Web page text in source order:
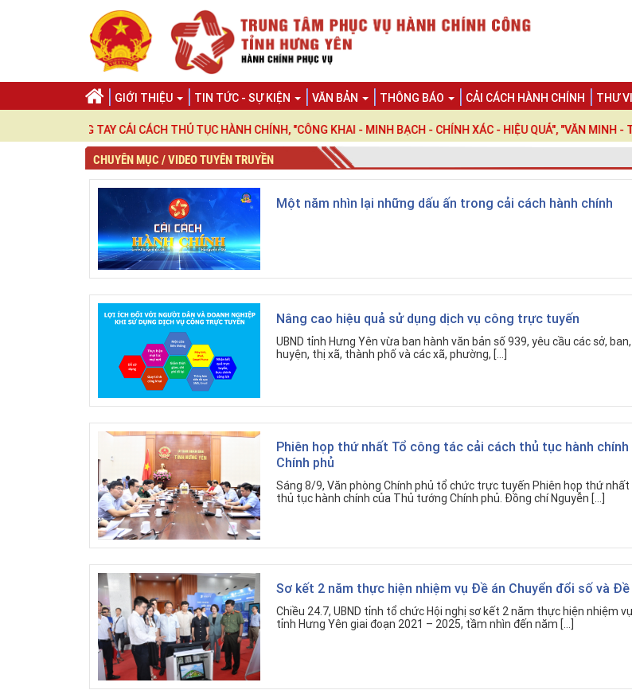
GIỚI THIỆU TIN TỨC - SỰ KIỆN VĂN BẢN THÔNG BÁO CẢI CÁCH HÀNH CHÍNH THƯ
TAY CẢI CÁCH THỦ TỤC HÀNH CHÍNH, "CÔNG KHAI - MINH BẠCH - CHÍNH XÁC - HIỆU QUẢ", "VĂN MINH - THÂN
CHUYÊN MỤC / VIDEO TUYÊN TRUYỀN
Một năm nhìn lại những dấu ấn trong cải cách hành chính
Nâng cao hiệu quả sử dụng dịch vụ công trực tuyến
UBND tỉnh Hưng Yên vừa ban hành văn bản số 939, yêu cầu các sở,
huyện, thị xã, thành phố và các xã, phường, […]
Phiên họp thứ nhất Tổ công tác cải cách thủ tục hành
Chính phủ
Sáng 8/9, Văn phòng Chính phủ tổ chức trực tuyến Phiên họp thứ nhất
thủ tục hành chính của Thủ tướng Chính phủ. Đồng chí Nguyễn […]
Sơ kết 2 năm thực hiện nhiệm vụ Đề án Chuyển đổi số và Đề
Chiều 24.7, UBND tỉnh tổ chức Hội nghị sơ kết 2 năm thực hiện nhiệm
tỉnh Hưng Yên giai đoạn 2021 – 2025, tầm nhìn đến năm […]